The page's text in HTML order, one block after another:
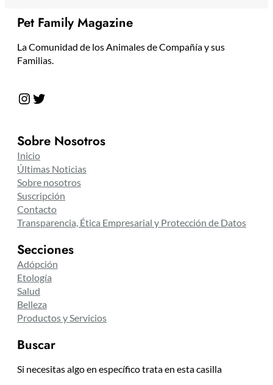
Pet Family Magazine
La Comunidad de los Animales de Compañía y sus
Familias.
Instagram Twitter
Sobre Nosotros
Inicio
Últimas Noticias
Sobre nosotros
Suscripción
Contacto
Transparencia, Ética Empresarial y Protección de Datos
Secciones
Adópción
Etología
Salud
Belleza
Productos y Servicios
Buscar
Si necesitas algo en específico trata en esta casilla